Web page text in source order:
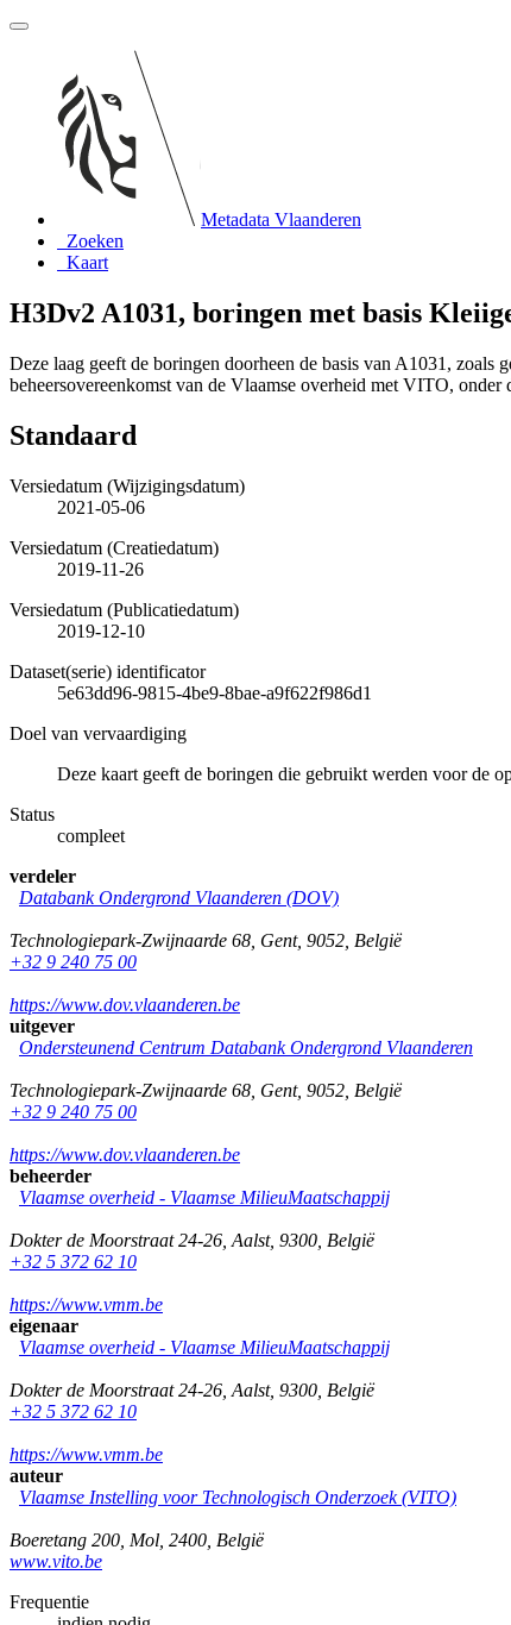
Metadata Vlaanderen
Zoeken
Kaart
H3Dv2 A1031, boringen met basis
Deze laag geeft de boringen doorheen de basis van A1031,
beheersovereenkomst van de Vlaamse overheid met VITO,
Standaard
Versiedatum (Wijzigingsdatum)
2021-05-06
Versiedatum (Creatiedatum)
2019-11-26
Versiedatum (Publicatiedatum)
2019-12-10
Dataset(serie) identificator
5e63dd96-9815-4be9-8bae-a9f622f986d1
Doel van vervaardiging
Deze kaart geeft de boringen die gebruikt werden voor de
Status
compleet
verdeler
Databank Ondergrond Vlaanderen (DOV)
Technologiepark-Zwijnaarde 68 Gent, 9052 België
+32 9 240 75 00
https://www.dov.vlaanderen.be
uitgever
Ondersteunend Centrum Databank Ondergrond Vlaanderen
Technologiepark-Zwijnaarde 68 Gent, 9052 België
+32 9 240 75 00
https://www.dov.vlaanderen.be
beheerder
Vlaamse overheid - Vlaamse MilieuMaatschappij
Dokter de Moorstraat 24-26 Aalst, 9300 België
+32 5 372 62 10
https://www.vmm.be
eigenaar
Vlaamse overheid - Vlaamse MilieuMaatschappij
Dokter de Moorstraat 24-26 Aalst, 9300 België
+32 5 372 62 10
https://www.vmm.be
auteur
Vlaamse Instelling voor Technologisch Onderzoek (VITO)
Boeretang 200 Mol 2400 België
www.vito.be
Frequentie